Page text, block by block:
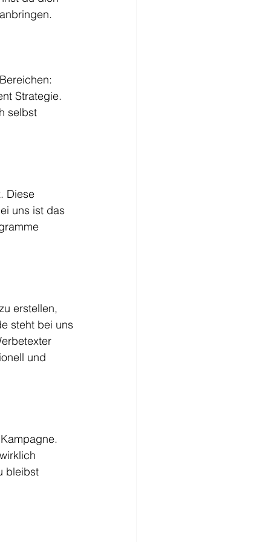
Strategie.
selbst
Diese
uns ist das
erstellen,
steht bei uns
und
bleibst